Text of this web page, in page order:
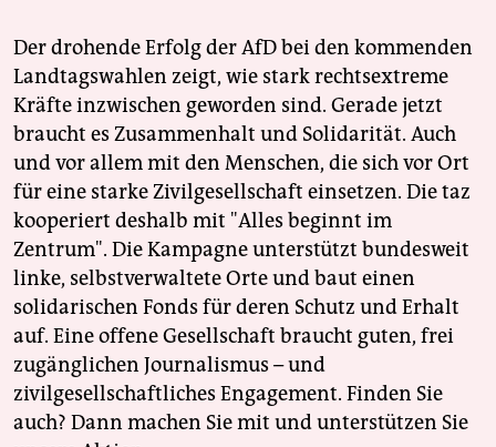
Der drohende Erfolg der AfD bei den kommenden
Landtagswahlen zeigt, wie stark rechtsextreme
Kräfte inzwischen geworden sind. Gerade jetzt
braucht es Zusammenhalt und Solidarität. Auch
und vor allem mit den Menschen, die sich vor Ort
für eine starke Zivilgesellschaft einsetzen. Die taz
kooperiert deshalb mit "Alles beginnt im
Zentrum". Die Kampagne unterstützt bundesweit
linke, selbstverwaltete Orte und baut einen
solidarischen Fonds für deren Schutz und Erhalt
auf. Eine offene Gesellschaft braucht guten, frei
zugänglichen Journalismus – und
zivilgesellschaftliches Engagement. Finden Sie
auch? Dann machen Sie mit und unterstützen Sie